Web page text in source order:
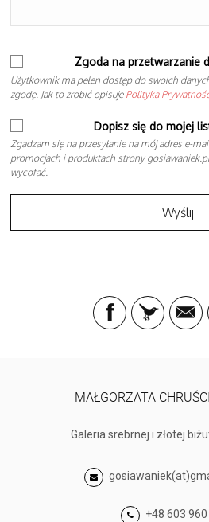
Zgoda na przetwarzanie
Użytkownik ma pełen dostęp do swoich
zgodę. Jak to zrobić opisuje Polityka
Dopisz się do mojej
Zgadzam się na przesyłanie na mój adres e-
promocjach i produktach strony
wycofać.
MAŁGORZATA
Galeria srebrnej i złotej
+48 603